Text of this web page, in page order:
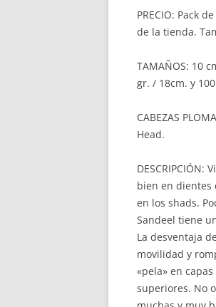
PRECIO: Pack
de la tienda.
TAMAÑOS: 10
gr. / 18cm. y
CABEZAS
Head.
bien en dientes
en los shads.
Sandeel tiene
La desventaja
movilidad y
«pela» en
superiores. No